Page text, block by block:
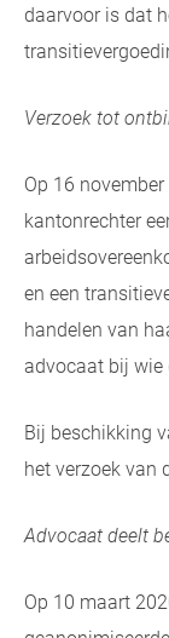
daarvoor is dat
Verzoek tot
Op 16
kantonrechter
en een
handelen van
advocaat bij wie
Bij beschikking
het verzoek van
Advocaat deelt
Op 10 maart